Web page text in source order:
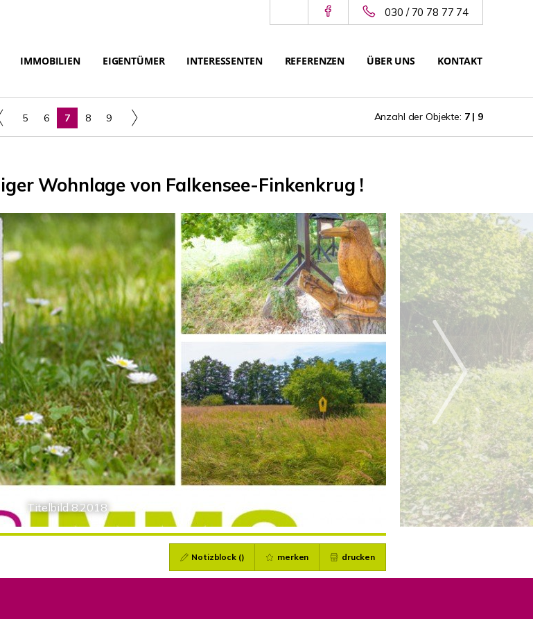
030 / 70 78 77 74
IMMOBILIEN EIGENTÜMER INTERESSENTEN REFERENZEN ÜBER UNS KONTAKT
5 6 7 8 9 Anzahl der Objekte: 7 | 9
Wohnlage von Falkensee-Finkenkrug !
Titelbild 8.2018
Notizblock () merken drucken